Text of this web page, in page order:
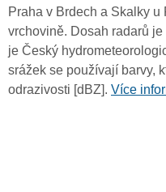
Praha v Brdech a Skalky
vrchovině. Dosah radarů
je Český
srážek se používají barvy,
odrazivosti [dBZ]. Více